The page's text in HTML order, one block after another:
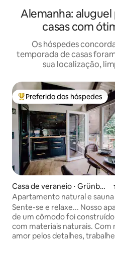
Alemanha:
casas com
Os hóspedes
temporada de casas
sua localização,
Entre os melhores preferidos
Preferido dos hóspedes
Casa de veraneio ⋅ Grünber
g
Apartamento natural e
Sente-se e relaxe... Nosso
de um cômodo foi
com materiais naturais. Com muito
amor pelos detalhes,